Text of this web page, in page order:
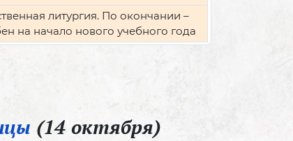
литургия. По окончании –
на начало нового учебного года
(14 октября)